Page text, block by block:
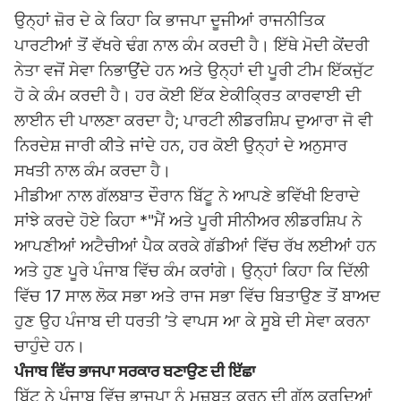
ਉਨ੍ਹਾਂ ਜ਼ੋਰ ਦੇ ਕੇ ਕਿਹਾ ਕਿ ਭਾਜਪਾ ਦੂਜੀਆਂ ਰਾਜਨੀਤਿਕ
ਪਾਰਟੀਆਂ ਤੋਂ ਵੱਖਰੇ ਢੰਗ ਨਾਲ ਕੰਮ ਕਰਦੀ ਹੈ। ਇੱਥੇ ਮੋਦੀ ਕੇਂਦਰੀ
ਨੇਤਾ ਵਜੋਂ ਸੇਵਾ ਨਿਭਾਉਂਦੇ ਹਨ ਅਤੇ ਉਨ੍ਹਾਂ ਦੀ ਪੂਰੀ ਟੀਮ ਇੱਕਜੁੱਟ
ਹੋ ਕੇ ਕੰਮ ਕਰਦੀ ਹੈ। ਹਰ ਕੋਈ ਇੱਕ ਏਕੀਕ੍ਰਿਤ ਕਾਰਵਾਈ ਦੀ
ਲਾਈਨ ਦੀ ਪਾਲਣਾ ਕਰਦਾ ਹੈ; ਪਾਰਟੀ ਲੀਡਰਸ਼ਿਪ ਦੁਆਰਾ ਜੋ ਵੀ
ਨਿਰਦੇਸ਼ ਜਾਰੀ ਕੀਤੇ ਜਾਂਦੇ ਹਨ, ਹਰ ਕੋਈ ਉਨ੍ਹਾਂ ਦੇ ਅਨੁਸਾਰ
ਸਖਤੀ ਨਾਲ ਕੰਮ ਕਰਦਾ ਹੈ।
ਮੀਡੀਆ ਨਾਲ ਗੱਲਬਾਤ ਦੌਰਾਨ ਬਿੱਟੂ ਨੇ ਆਪਣੇ ਭਵਿੱਖੀ ਇਰਾਦੇ
ਸਾਂਝੇ ਕਰਦੇ ਹੋਏ ਕਿਹਾ *"ਮੈਂ ਅਤੇ ਪੂਰੀ ਸੀਨੀਅਰ ਲੀਡਰਸ਼ਿਪ ਨੇ
ਆਪਣੀਆਂ ਅਟੈਚੀਆਂ ਪੈਕ ਕਰਕੇ ਗੱਡੀਆਂ ਵਿੱਚ ਰੱਖ ਲਈਆਂ ਹਨ
ਅਤੇ ਹੁਣ ਪੂਰੇ ਪੰਜਾਬ ਵਿੱਚ ਕੰਮ ਕਰਾਂਗੇ। ਉਨ੍ਹਾਂ ਕਿਹਾ ਕਿ ਦਿੱਲੀ
ਵਿੱਚ 17 ਸਾਲ ਲੋਕ ਸਭਾ ਅਤੇ ਰਾਜ ਸਭਾ ਵਿੱਚ ਬਿਤਾਉਣ ਤੋਂ ਬਾਅਦ
ਹੁਣ ਉਹ ਪੰਜਾਬ ਦੀ ਧਰਤੀ ’ਤੇ ਵਾਪਸ ਆ ਕੇ ਸੂਬੇ ਦੀ ਸੇਵਾ ਕਰਨਾ
ਚਾਹੁੰਦੇ ਹਨ।
ਪੰਜਾਬ ਵਿੱਚ ਭਾਜਪਾ ਸਰਕਾਰ ਬਣਾਉਣ ਦੀ ਇੱਛਾ
ਬਿੱਟੂ ਨੇ ਪੰਜਾਬ ਵਿੱਚ ਭਾਜਪਾ ਨੂੰ ਮਜ਼ਬੂਤ ਕਰਨ ਦੀ ਗੱਲ ਕਰਦਿਆਂ